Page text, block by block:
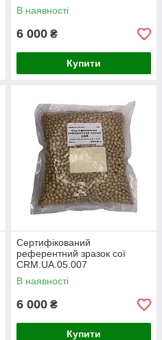
В наявності
6 000 ₴
Купити
Сертифікований
референтний зразок сої
CRM.UA.05.007
В наявності
6 000 ₴
Купити